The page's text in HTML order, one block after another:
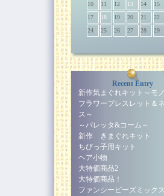
10
11 12 13 14 15
17
18 19 20 21 22
24
25 26 27 28 29
Recent Entry
新作気まぐれキット～モ
フラワーブレスレット＆
ス～
～バレッタ&コーム～
新作 きまぐれキット
ちびっ子用キット
ヘア小物
大特価商品2
大特価商品！
ファンシービーズミックス